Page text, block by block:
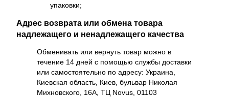
упаковки;
Адрес возврата или обмена товара
надлежащего и ненадлежащего качества
Обменивать или вернуть товар можно в
течение 14 дней с помощью службы доставки
или самостоятельно по адресу: Украина,
Киевская область, Киев, бульвар Николая
Михновского, 16А, ТЦ Novus, 01103